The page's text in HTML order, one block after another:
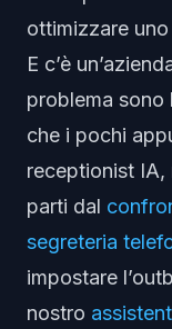
ottimizzare
E c’è
problema sono
che i pochi
receptionist IA,
parti dal
segreteria
impostare
nostro